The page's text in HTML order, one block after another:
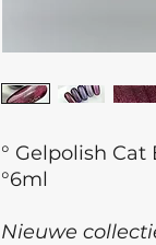
° Gelpolish Cat
°6ml
Nieuwe